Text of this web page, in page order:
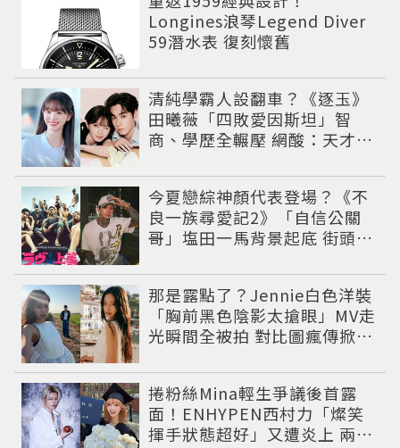
Longines浪琴Legend Diver
59潛水表 復刻懷舊
清純學霸人設翻車？《逐玉》
田曦薇「四敗愛因斯坦」智
商、學歷全輾壓 網酸：天才全
今夏戀綜神顏代表登場？《不
良一族尋愛記2》「自信公關
哥」塩田一馬背景起底 街頭辣
那是露點了？Jennie白色洋裝
「胸前黑色陰影太搶眼」MV走
光瞬間全被拍 對比圖瘋傳掀論
捲粉絲Mina輕生爭議後首露
面！ENHYPEN西村力「燦笑
揮手狀態超好」又遭炎上 兩派